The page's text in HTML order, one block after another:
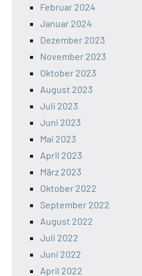
Februar 2024
Januar 2024
Dezember 2023
November 2023
Oktober 2023
August 2023
Juli 2023
Juni 2023
Mai 2023
April 2023
März 2023
Oktober 2022
September 2022
August 2022
Juli 2022
Juni 2022
April 2022